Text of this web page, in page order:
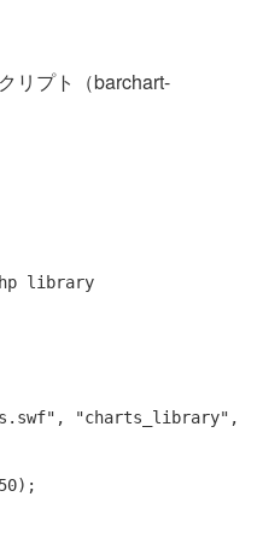
リプト（barchart-
library
, "charts_library"